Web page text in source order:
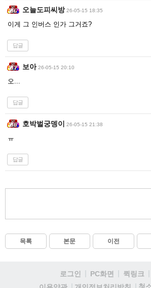
오늘도피씨방 26-05-15 18:35
이게 그 인버스 인가 그거죠?
답글
보아 26-05-15 20:10
오...
답글
호박벌궁뎅이 26-05-15 21:38
ㅠ
답글
목록 본문 이전
로그인 PC화면 퀵링크